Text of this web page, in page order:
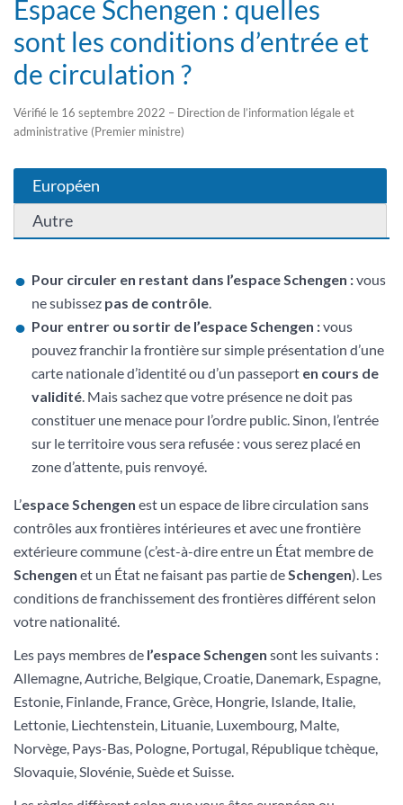
Espace Schengen : quelles
sont les conditions d’entrée et
de circulation ?
Vérifié le 16 septembre 2022 – Direction de l’information légale et
administrative (Premier ministre)
Européen
Autre
Pour circuler en restant dans l’espace Schengen :vous
ne subissez pas de contrôle.
Pour entrer ou sortir de l’espace Schengen :vous
pouvez franchir la frontière sur simple présentation d’une
carte nationale d’identité ou d’un passeport en cours de
validité. Mais sachez que votre présence ne doit pas
constituer une menace pour l’ordre public. Sinon, l’entrée
sur le territoire vous sera refusée : vous serez placé en
zone d’attente, puis renvoyé.
L’espace Schengen est un espace de libre circulation sans
contrôles aux frontières intérieures et avec une frontière
extérieure commune (c’est-à-dire entre un État membre de
Schengen et un État ne faisant pas partie deSchengen). Les
conditions de franchissement des frontières différent selon
votre nationalité.
Les pays membres de l’espace Schengen sont les suivants :
Allemagne, Autriche, Belgique, Croatie, Danemark, Espagne,
Estonie, Finlande, France, Grèce, Hongrie, Islande, Italie,
Lettonie, Liechtenstein, Lituanie, Luxembourg, Malte,
Norvège, Pays-Bas, Pologne, Portugal, République tchèque,
Slovaquie, Slovénie, Suède et Suisse.